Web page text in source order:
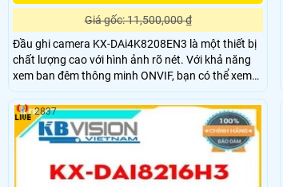
Giá gốc: 11,500,000 ₫
Đầu ghi camera KX-DAi4K8208EN3 là một thiết bị
chất lượng cao với hình ảnh rõ nét. Với khả năng
xem ban đêm thông minh ONVIF, bạn có thể xem
hình ảnh trong đêm một cách dễ dàng. Được trang
bị ONVIF, đầu ghi này cung cấp chất lượng hình
ảnh tốt hơn khi lắp đặt trong nhà
2837